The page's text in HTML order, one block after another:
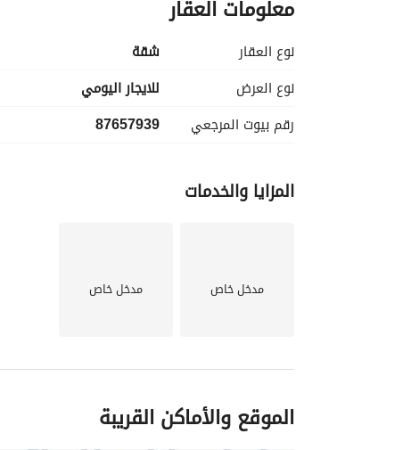
معلومات العقار
نوع العقار
شقة
نوع العرض
للايجار اليومي
رقم بيوت المرجعي
87657939
المزايا والخدمات
مدخل خاص مدخل خاص
الموقع والأماكن القريبة